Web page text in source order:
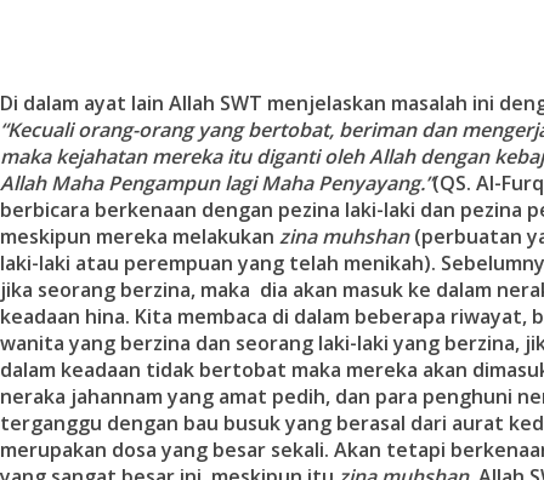
Di dalam ayat lain Allah SWT menjelaskan masalah ini
“Kecuali orang-orang yang bertobat, beriman dan
maka kejahatan mereka itu diganti oleh Allah dengan
Allah Maha Pengampun lagi Maha Penyayang.”(QS. Al-
berbicara berkenaan dengan pezina laki-laki dan pezina
meskipun mereka melakukan zina muhshan(perbuatan
laki-laki atau perempuan yang telah menikah).
jika seorang berzina, maka dia akan masuk ke dalam
keadaan hina. Kita membaca di dalam beberapa riwayat,
wanita yang berzina dan seorang laki-laki yang berzina,
dalam keadaan tidak bertobat maka mereka akan
neraka jahannam yang amat pedih, dan para penghuni
terganggu dengan bau busuk yang berasal dari aurat
merupakan dosa yang besar sekali. Akan tetapi